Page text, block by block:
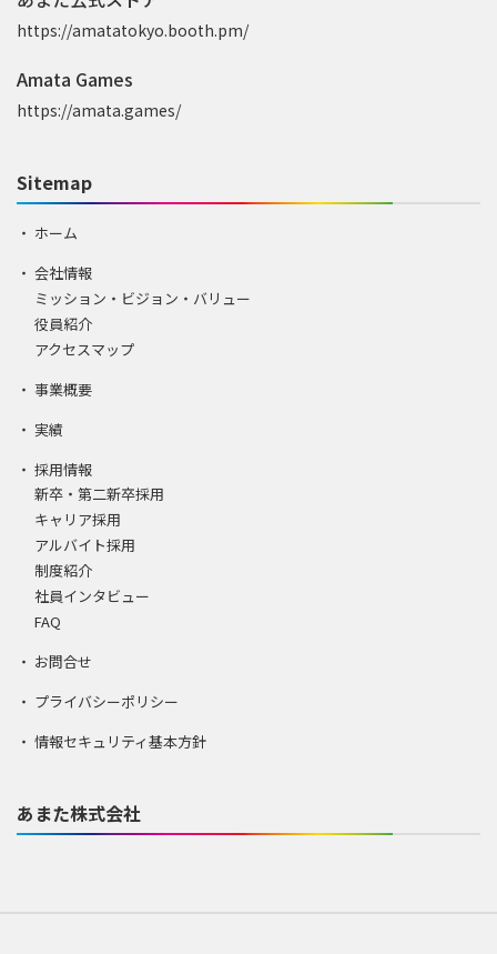
https://amatatokyo.booth.pm/
Amata Games
https://amata.games/
Sitemap
ホーム
会社情報
ミッション・ビジョン・バリュー
役員紹介
アクセスマップ
事業概要
実績
採用情報
新卒・第二新卒採用
キャリア採用
アルバイト採用
制度紹介
社員インタビュー
FAQ
お問合せ
プライバシーポリシー
情報セキュリティ基本方針
あまた株式会社